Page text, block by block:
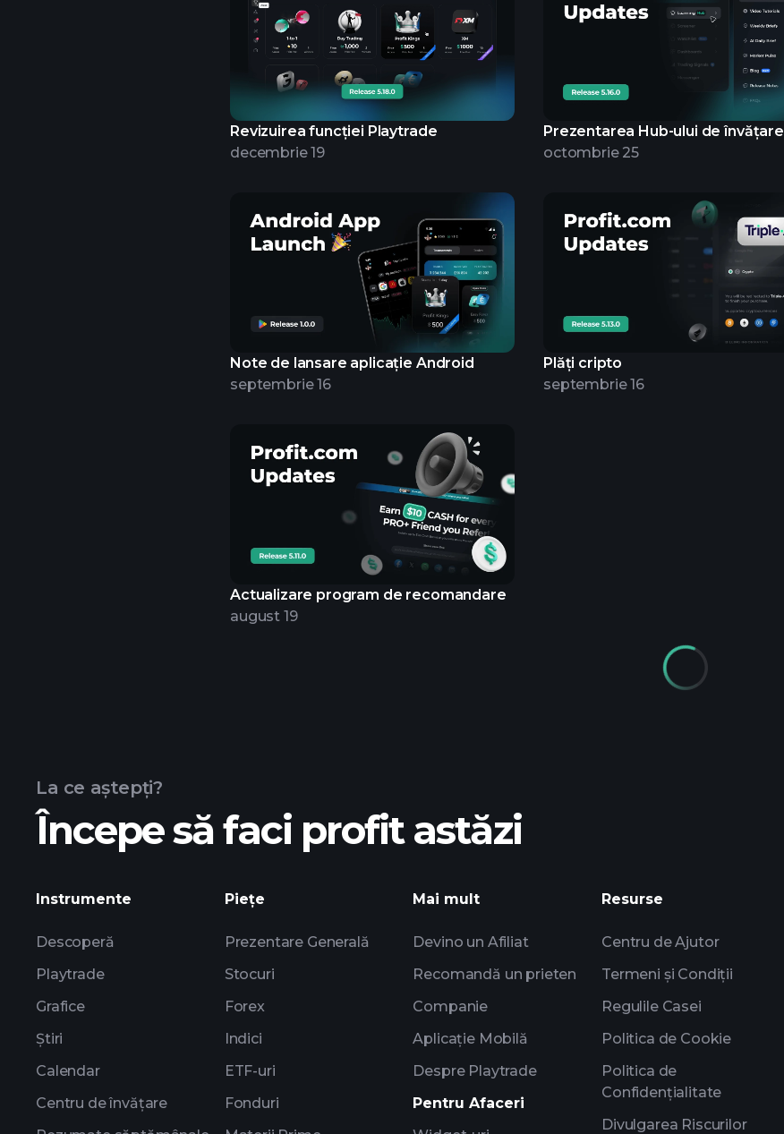
Revizuirea funcției Playtrade
decembrie 19
Prezentarea Hub-ului de învățare
octombrie 25
Note de lansare aplicație Android
septembrie 16
Plăți cripto
septembrie 16
Actualizare program de recomandare
august 19
La ce aștepți?
Începe să faci profit astăzi
Instrumente
Descoperă
Playtrade
Grafice
Știri
Calendar
Centru de învățare
Piețe
Prezentare Generală
Stocuri
Forex
Indici
ETF-uri
Fonduri
Mai mult
Devino un Afiliat
Recomandă un prieten
Companie
Aplicație Mobilă
Despre Playtrade
Pentru Afaceri
Resurse
Centru de Ajutor
Termeni și Condiții
Regulile Casei
Politica de Cookie
Politica de
Confidențialitate
Divulgarea Riscurilor